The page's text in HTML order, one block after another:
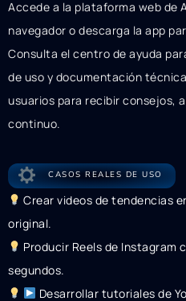
CASOS REALES DE USO
Crear videos de tendencias
original.
Producir Reels de Instagram
segundos.
Desarrollar tutoriales de
Accede a la plataforma web de
navegador o descarga la app
Consulta el centro de ayuda
de uso y documentación
usuarios para recibir consejos,
continuo.